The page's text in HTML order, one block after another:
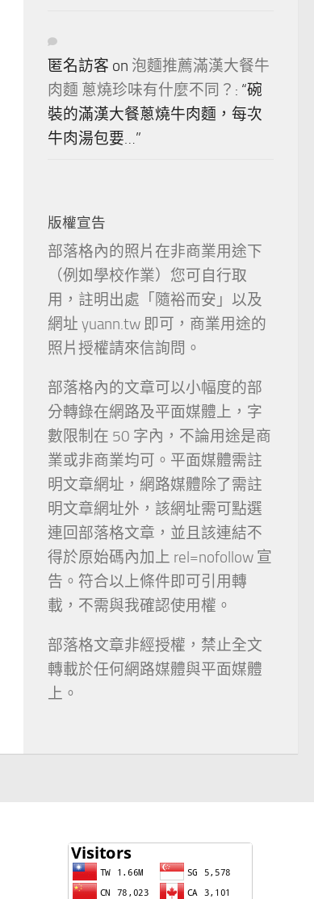
匿名訪客 on 泡麵推薦滿漢大餐牛
肉麵 蔥燒珍味有什麼不同？ : “碗
裝的滿漢大餐蔥燒牛肉麵，每次
牛肉湯包要…”
版權宣告
部落格內的照片在非商業用途下
（例如學校作業）您可自行取
用，註明出處「隨裕而安」以及
網址 yuann.tw 即可，商業用途的
照片授權請來信詢問。
部落格內的文章可以小幅度的部
分轉錄在網路及平面媒體上，字
數限制在 50 字內，不論用途是商
業或非商業均可。平面媒體需註
明文章網址，網路媒體除了需註
明文章網址外，該網址需可點選
連回部落格文章，並且該連結不
得於原始碼內加上 rel=nofollow 宣
告。符合以上條件即可引用轉
載，不需與我確認使用權。
部落格文章非經授權，禁止全文
轉載於任何網路媒體與平面媒體
上。